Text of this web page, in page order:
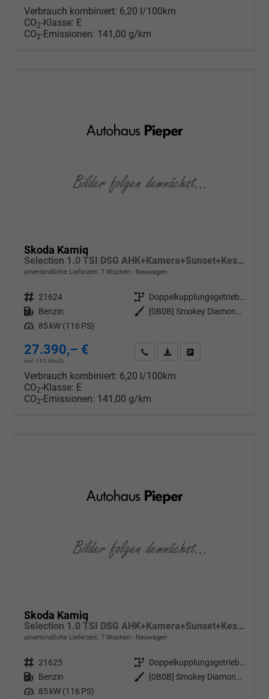
Verbrauch kombiniert: 6,20 l/100km
CO2-Klasse: E
CO2-Emissionen: 141,00 g/km
Skoda Kamiq
Selection 1.0 TSI DSG AHK+Kamera+Sunset+Kessy+AppConnect+Sitzheiz+Alu16+GV4
unverbindliche Lieferzeit: 7 Wochen Neuwagen
Fahrzeugnr. 21624 Getriebe
Doppelkupplungsgetriebe (DSG)
Kraftstoff Benzin Außenfarbe
[0B0B] Smokey Diamond-Silber Metallic
Leistung 85 kW (116 PS)
27.390,– €
incl. 19% MwSt.
Wir rufen Sie anPDF-Datei, Fahrzeugexposé
Verbrauch kombiniert: 6,20 l/100km
CO2-Klasse: E
CO2-Emissionen: 141,00 g/km
Skoda Kamiq
Selection 1.0 TSI DSG AHK+Kamera+Sunset+Kessy+AppConnect+Sitzheiz+Alu16+GV4
unverbindliche Lieferzeit: 7 Wochen Neuwagen
Fahrzeugnr. 21625 Getriebe
Doppelkupplungsgetriebe (DSG)
Kraftstoff Benzin Außenfarbe
[0B0B] Smokey Diamond-Silber Metallic
Leistung 85 kW (116 PS)